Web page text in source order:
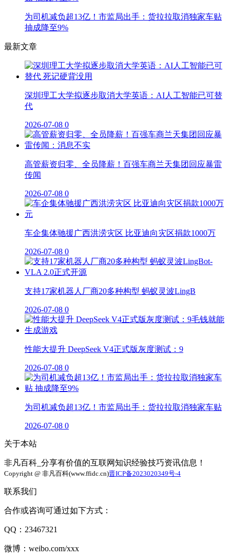
为司机减负超13亿！市监局出手：货拉拉取消独家车贴
抽成降至9%
最新文章
深圳理工大学拟逐步取消大学英语：AI人工智能已可替
代
2026-07-08 0
高管薪资归零、全员降薪！百强车商兰天集团回应暴雷
传闻
2026-07-08 0
车企集体驰援广西洪涝灾区 比亚迪向灾区捐款1000万
2026-07-08 0
支持17家机器人厂商20多种构型 蚂蚁灵波LingB
2026-07-08 0
性能大提升 DeepSeek V4正式版灰度测试：9
2026-07-08 0
为司机减负超13亿！市监局出手：货拉拉取消独家车贴
2026-07-08 0
关于本站
非凡百科_分享有价值的互联网知识经验技巧资讯信息！
Copyright @ 非凡百科(www.ffidc.cn)晋ICP备2023020349号-4
联系我们
合作或咨询可通过如下方式：
QQ：23467321
微博：weibo.com/xxx